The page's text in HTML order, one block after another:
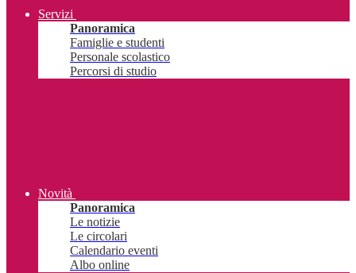
Servizi
Panoramica
Famiglie e studenti
Personale scolastico
Percorsi di studio
Novità
Panoramica
Le notizie
Le circolari
Calendario eventi
Albo online